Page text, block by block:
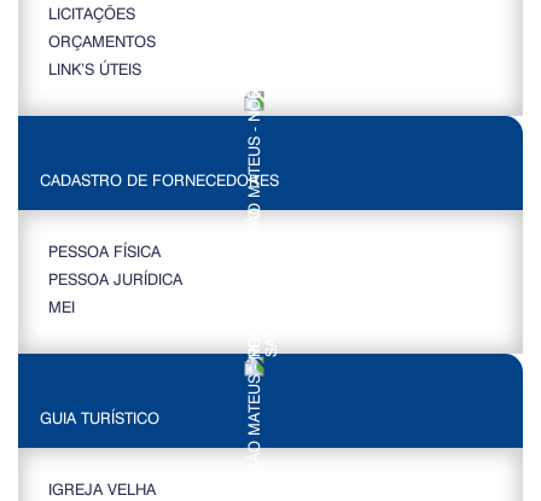
LICITAÇÕES
ORÇAMENTOS
LINK’S ÚTEIS
CADASTRO DE FORNECEDORES
PESSOA FÍSICA
PESSOA JURÍDICA
MEI
GUIA TURÍSTICO
IGREJA VELHA